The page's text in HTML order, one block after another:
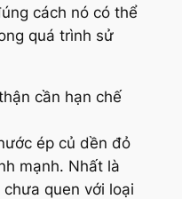
cách nó có thể
quá trình sử
cần hạn chế
ép củ dền đỏ
mạnh. Nhất là
quen với loại